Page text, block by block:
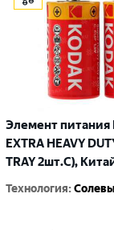
Элемент питания
EXTRA HEAVY
TRAY 2шт.C),
Технология: